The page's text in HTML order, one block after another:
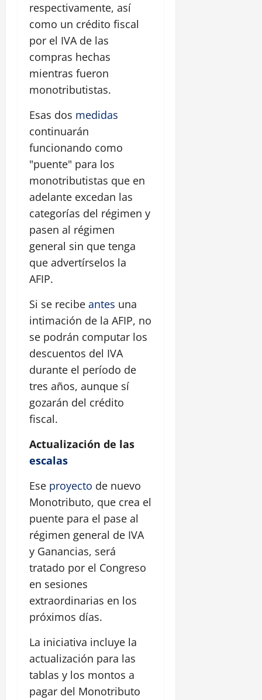
respectivamente, así
como un crédito fiscal
por el IVA de las
compras hechas
mientras fueron
monotributistas.
Esas dos medidas
continuarán
funcionando como
"puente" para los
monotributistas que en
adelante excedan las
categorías del régimen y
pasen al régimen
general sin que tenga
que advertírselos la
AFIP.
Si se recibe antes una
intimación de la AFIP, no
se podrán computar los
descuentos del IVA
durante el período de
tres años, aunque sí
gozarán del crédito
fiscal.
Actualización de las
escalas
Ese proyecto de nuevo
Monotributo, que crea el
puente para el pase al
régimen general de IVA
y Ganancias, será
tratado por el Congreso
en sesiones
extraordinarias en los
próximos días.
La iniciativa incluye la
actualización para las
tablas y los montos a
pagar del Monotributo